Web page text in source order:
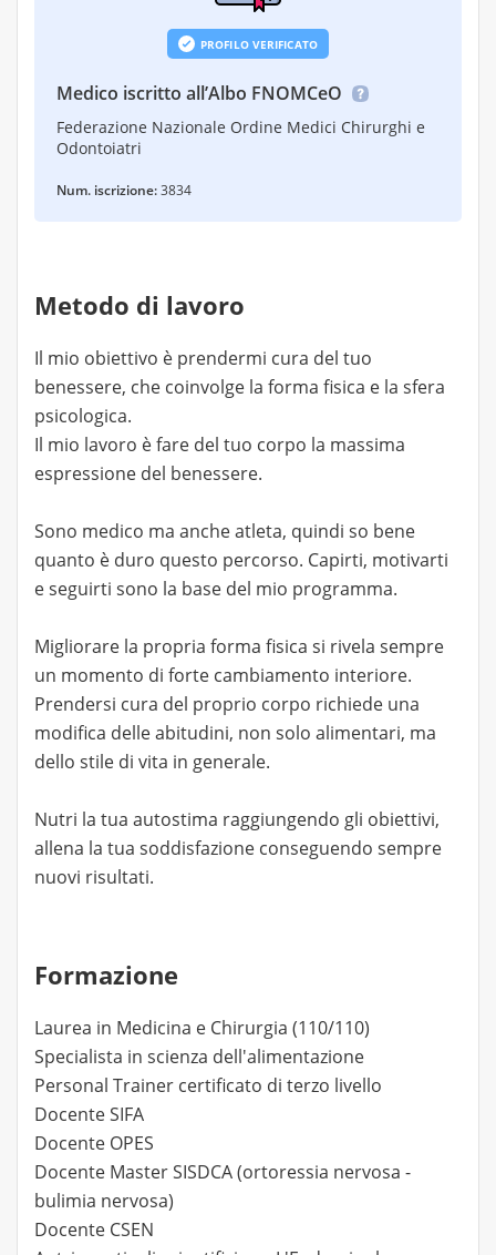
PROFILO VERIFICATO
Medico iscritto all’Albo FNOMCeO
Federazione Nazionale Ordine Medici Chirurghi e
Odontoiatri
Num. iscrizione:3834
Metodo di lavoro
Il mio obiettivo è prendermi cura del tuo
benessere, che coinvolge la forma fisica e la sfera
psicologica.
Il mio lavoro è fare del tuo corpo la massima
espressione del benessere.
Sono medico ma anche atleta, quindi so bene
quanto è duro questo percorso. Capirti, motivarti
e seguirti sono la base del mio programma.
Migliorare la propria forma fisica si rivela sempre
un momento di forte cambiamento interiore.
Prendersi cura del proprio corpo richiede una
modifica delle abitudini, non solo alimentari, ma
dello stile di vita in generale.
Nutri la tua autostima raggiungendo gli obiettivi,
allena la tua soddisfazione conseguendo sempre
nuovi risultati.
Formazione
Laurea in Medicina e Chirurgia (110/110)
Specialista in scienza dell'alimentazione
Personal Trainer certificato di terzo livello
Docente SIFA
Docente OPES
Docente Master SISDCA (ortoressia nervosa -
bulimia nervosa)
Docente CSEN